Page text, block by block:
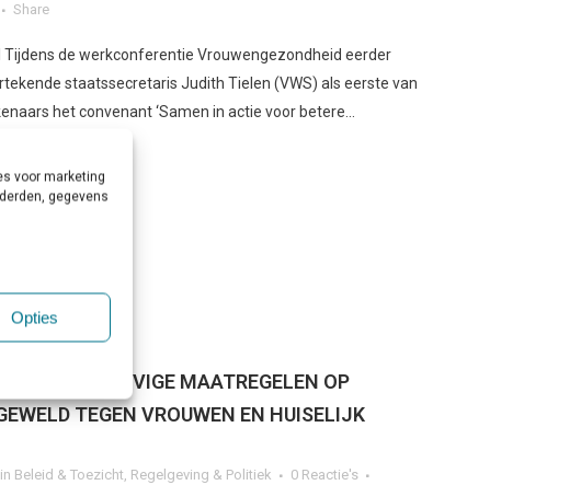
voor marketing
gegevens
Opties
Share
Tijdens de werkconferentie Vrouwengezondheid eerder
staatssecretaris Judith Tielen (VWS) als eerste van
het convenant ‘Samen in actie voor betere...
NEEMT STEVIGE MAATREGELEN OP
TEGEN VROUWEN EN HUISELIJK
in Beleid & Toezicht, Regelgeving & Politiek
0 Reactie's